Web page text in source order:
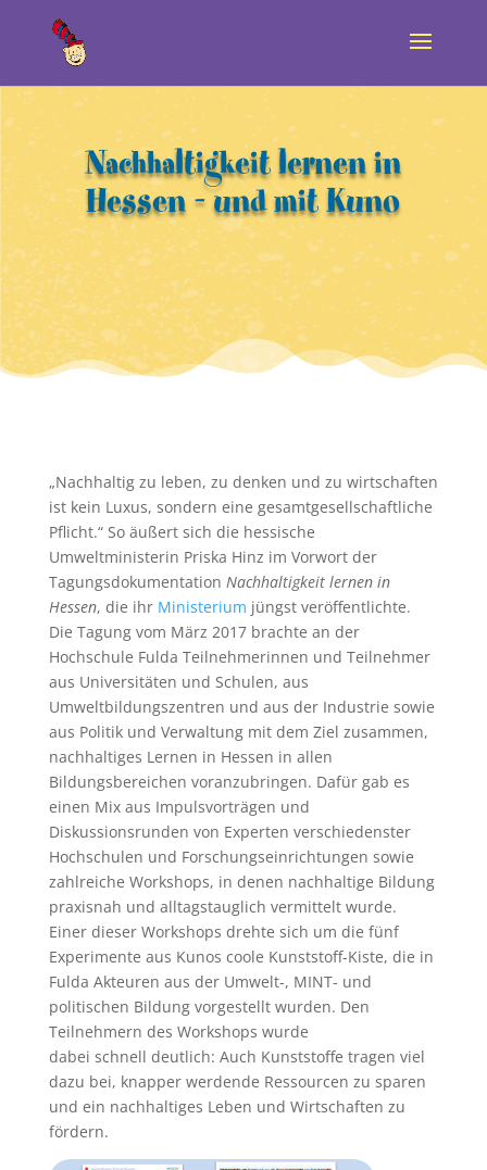
Nachhaltigkeit lernen in
Hessen – und mit Kuno
„Nachhaltig zu leben, zu denken und zu wirtschaften
ist kein Luxus, sondern eine gesamtgesellschaftliche
Pflicht.“ So äußert sich die hessische
Umweltministerin Priska Hinz im Vorwort der
Tagungsdokumentation Nachhaltigkeit lernen in
Hessen, die ihr Ministerium jüngst veröffentlichte.
Die Tagung vom März 2017 brachte an der
Hochschule Fulda Teilnehmerinnen und Teilnehmer
aus Universitäten und Schulen, aus
Umweltbildungszentren und aus der Industrie sowie
aus Politik und Verwaltung mit dem Ziel zusammen,
nachhaltiges Lernen in Hessen in allen
Bildungsbereichen voranzubringen. Dafür gab es
einen Mix aus Impulsvorträgen und
Diskussionsrunden von Experten verschiedenster
Hochschulen und Forschungseinrichtungen sowie
zahlreiche Workshops, in denen nachhaltige Bildung
praxisnah und alltagstauglich vermittelt wurde.
Einer dieser Workshops drehte sich um die fünf
Experimente aus Kunos coole Kunststoff-Kiste, die in
Fulda Akteuren aus der Umwelt-, MINT- und
politischen Bildung vorgestellt wurden. Den
Teilnehmern des Workshops wurde
dabei schnell deutlich: Auch Kunststoffe tragen viel
dazu bei, knapper werdende Ressourcen zu sparen
und ein nachhaltiges Leben und Wirtschaften zu
fördern.